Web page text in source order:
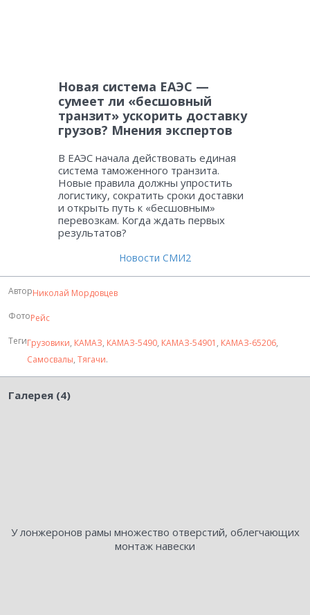
Новая система ЕАЭС —
сумеет ли «бесшовный
транзит» ускорить доставку
грузов? Мнения экспертов
В ЕАЭС начала действовать единая
система таможенного транзита.
Новые правила должны упростить
логистику, сократить сроки доставки
и открыть путь к «бесшовным»
перевозкам. Когда ждать первых
результатов?
Новости СМИ2
АвторНиколай Мордовцев
ФотоРейс
ТегиГрузовики, КАМАЗ, КАМАЗ-5490, КАМАЗ-54901 , КАМАЗ-65206,
Самосвалы, Тягачи.
Галерея (4)
У лонжеронов рамы множество отверстий, облегчающих
монтаж навески